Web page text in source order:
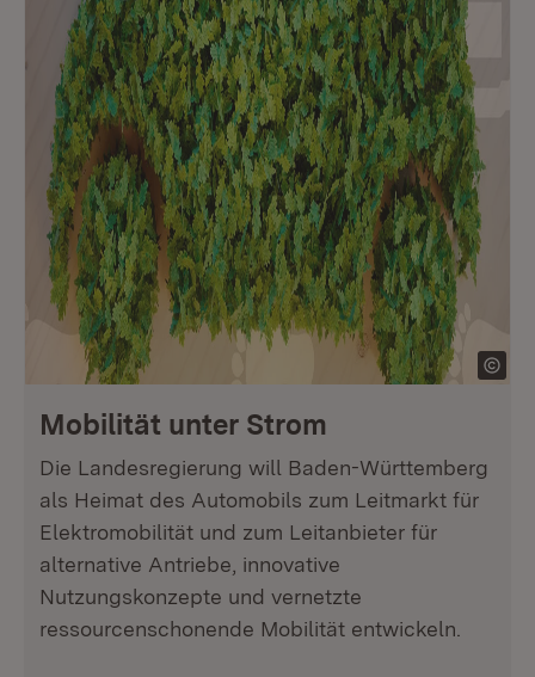
Mobilität unter Strom
Die Landesregierung will Baden-Württemberg
als Heimat des Automobils zum Leitmarkt für
Elektromobilität und zum Leitanbieter für
alternative Antriebe, innovative
Nutzungskonzepte und vernetzte
ressourcenschonende Mobilität entwickeln.